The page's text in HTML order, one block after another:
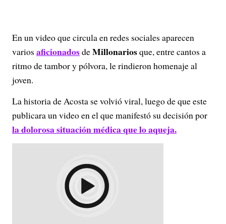
En un video que circula en redes sociales aparecen
varios aficionadosdeMillonariosque, entre cantos a
ritmo de tambor y pólvora, le rindieron homenaje al
joven.
La historia de Acosta se volvió viral, luego de que este
publicara un video en el que manifestó su decisión por
la dolorosa situación médica que lo aqueja.